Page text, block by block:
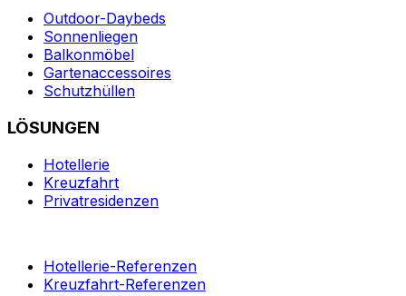
Outdoor-Daybeds
Sonnenliegen
Balkonmöbel
Gartenaccessoires
Schutzhüllen
LÖSUNGEN
Hotellerie
Kreuzfahrt
Privatresidenzen
Hotellerie-Referenzen
Kreuzfahrt-Referenzen